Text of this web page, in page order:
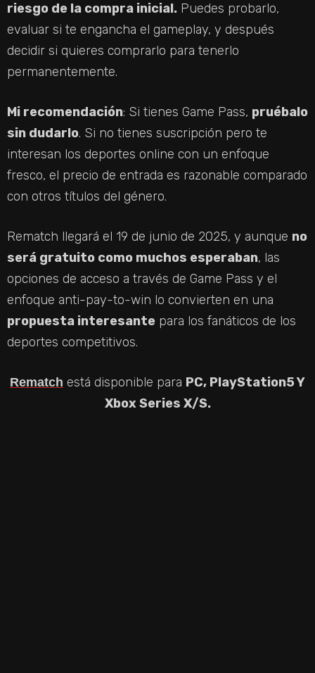
riesgo de la compra inicial. Puedes probarlo,
evaluar si te engancha el gameplay, y después
decidir si quieres comprarlo para tenerlo
permanentemente.
Mi recomendación: Si tienes Game Pass, pruébalo
sin dudarlo. Si no tienes suscripción pero te
interesan los deportes online con un enfoque
fresco, el precio de entrada es razonable comparado
con otros títulos del género.
Rematch llegará el 19 de junio de 2025, y aunque no
será gratuito como muchos esperaban, las
opciones de acceso a través de Game Pass y el
enfoque anti-pay-to-win lo convierten en una
propuesta interesante para los fanáticos de los
deportes competitivos.
Rematch está disponible para PC, PlayStation5 Y
Xbox Series X/S.